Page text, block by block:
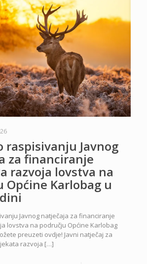
raspisivanju Javnog
za financiranje
razvoja lovstva na
Općine Karlobag u
Javnog natječaja za financiranje
lovstva na području Općine Karlobag
preuzeti ovdje! Javni natječaj za
razvoja […]